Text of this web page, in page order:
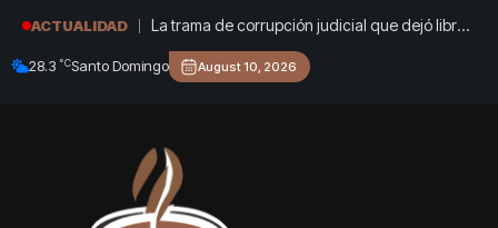
ACTUALIDAD
La trama de corrupción judicial que dejó libres
a líderes de una red de trata de personas en
Valencia
28.3 °CSanto Domingo August 10, 2026